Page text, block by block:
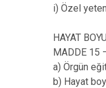
i) Özel
HAYAT
MADDE 15
a) Örgün
b) Hayat